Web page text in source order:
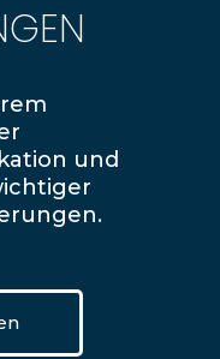
und